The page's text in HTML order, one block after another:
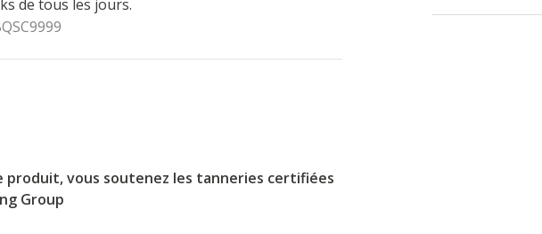
de tous les jours.
produit, vous soutenez les tanneries certifiées
Group